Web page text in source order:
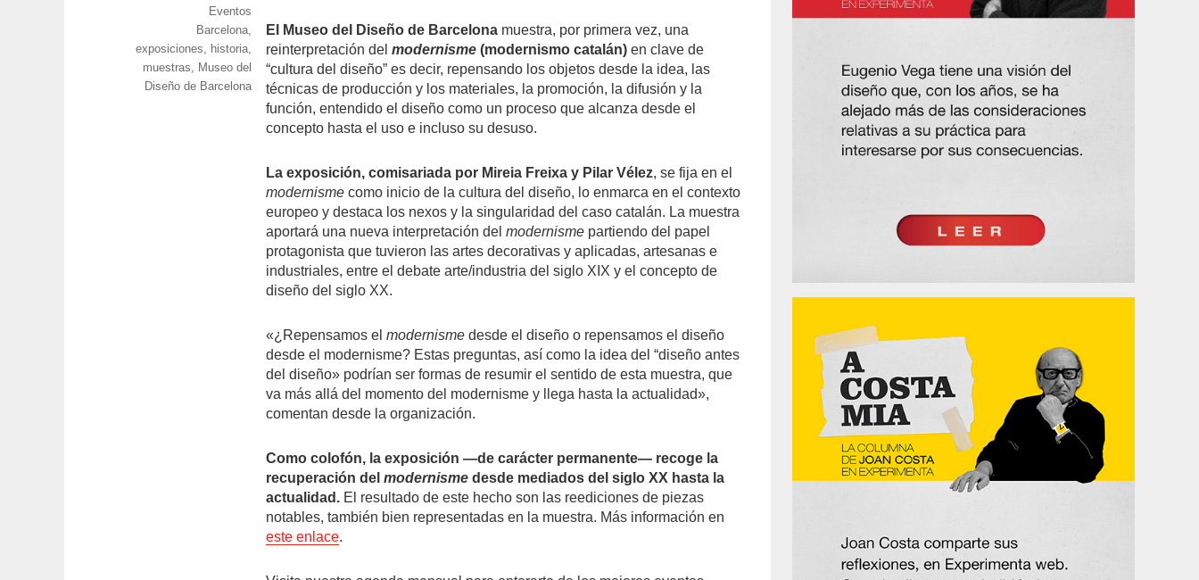
El Museo del Diseño de Barcelona muestra, por primera vez, una ​
reinterpretación delmodernisme (modernismo catalán) en clave de
“cultura del diseño”​ es decir, repensando los objetos desde la idea, las
técnicas de producción y los materiales, la promoción, la difusión y la
función, entendido el diseño como un proceso que alcanza desde el
concepto hasta el uso e incluso su desuso.
La exposición, comisariada por Mireia Freixa y Pilar Vélez, se fija en el
modernisme como inicio de la cultura del diseño, lo enmarca en el contexto
europeo y destaca los nexos y la singularidad del caso catalán. La muestra
aportará una nueva interpretación delmodernisme partiendo del ​papel
protagonista que tuvieron las artes decorativas y aplicadas, artesanas e
industriales​, entre el debate arte/industria del siglo XIX y el concepto de
diseño del siglo XX.
«¿Repensamos elmodernisme desde el diseño o repensamos el diseño
desde el modernisme? Estas preguntas, así como la idea del “diseño antes
del diseño» podrían ser formas de resumir el sentido de esta muestra, que
va más allá del momento del modernisme y llega hasta la actualidad»,
comentan desde la organización.
Como colofón, la exposición —de carácter permanente— recoge ​la
recuperación delmodernisme desde mediados del siglo XX hasta la
actualidad. El resultado de este hecho son las reediciones de piezas
notables, también bien representadas en la muestra. Más información en
este enlace.
Categorías
Eventos
Etiquetas
Barcelona
exposiciones
historia
muestras
Museo del
Diseño de Barcelona